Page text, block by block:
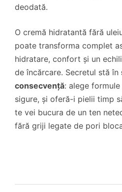
deodată.
O cremă hidratantă fără
poate transforma complet
hidratare, confort și un
de încărcare. Secretul stă în
consecvență: alege
sigure, și oferă-i pielii timp
te vei bucura de un ten
fără griji legate de pori